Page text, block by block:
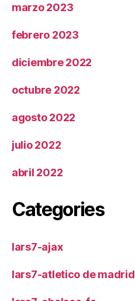
marzo 2023
febrero 2023
diciembre 2022
octubre 2022
agosto 2022
julio 2022
abril 2022
Categories
lars7-ajax
lars7-atletico de madrid